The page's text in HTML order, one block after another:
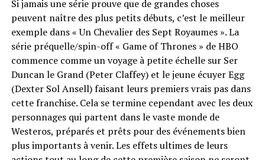
Si jamais une série prouve que de grandes choses
peuvent naître des plus petits débuts, c’est le meilleur
exemple dans « Un Chevalier des Sept Royaumes ». La
série préquelle/spin-off « Game of Thrones » de HBO
commence comme un voyage à petite échelle sur Ser
Duncan le Grand (Peter Claffey) et le jeune écuyer Egg
(Dexter Sol Ansell) faisant leurs premiers vrais pas dans
cette franchise. Cela se termine cependant avec les deux
personnages qui partent dans le vaste monde de
Westeros, préparés et prêts pour des événements bien
plus importants à venir. Les effets ultimes de leurs